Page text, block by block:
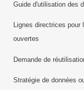
Guide d'utilisation des
Lignes directrices pour
ouvertes
Demande de
Stratégie de données